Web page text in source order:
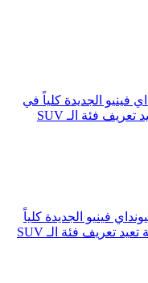
الجديدة كلياً في
جدة بارك تصميم جريء وتقنيات ذكية تعيد تعريف فئة الـ SUV
فينيو الجديدة كلياً
في جدة بارك تصميم جريء وتقنيات ذكية تعيد تعريف فئة الـ SUV